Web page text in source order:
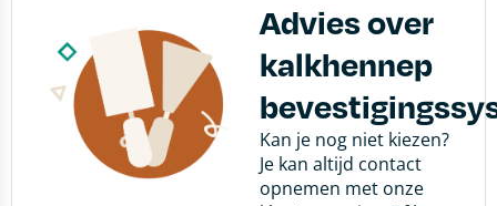
Advies over
kalkhennep
Kan je nog niet kiezen?
Je kan altijd contact
opnemen met onze